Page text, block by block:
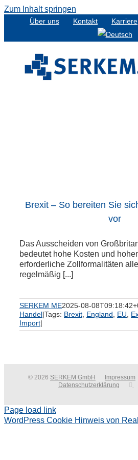
Zum Inhalt springen
Über uns Kontakt Karriere
Brexit – So bereiten Sie
vor
Das Ausscheiden von
bedeutet hohe Kosten und
erforderliche Zollformalitäten
regelmäßig [...]
SERKEM ME2025-08-
Handel|Tags: Brexit England EU
Import|
© 2026 SERKEM GmbH Impressum
Datenschutzerklärung
Page load link
WordPress Cookie Hinweis von